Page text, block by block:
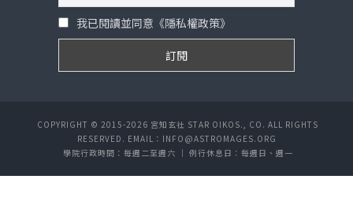
我已閱讀並同意《隱私權政策》
COPYRIGHT © 2015-2026 宮知玄社 STAR OIKOS., CO. ALL RIGHTS
RESERVED. EMAIL：INFO@ASTROMAGES.ORG
學院行政時間：每週二至週六 ｜ 例行休息日：每週日、週一